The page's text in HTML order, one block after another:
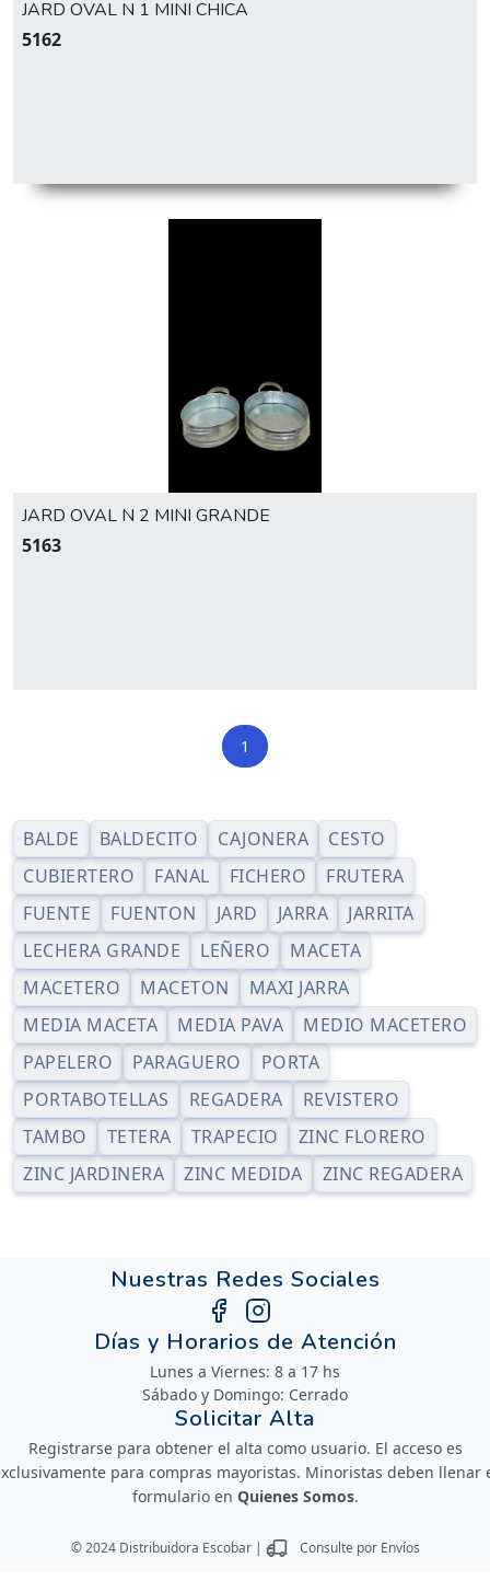
JARD OVAL N 1 MINI CHICA
5162
JARD OVAL N 2 MINI GRANDE
5163
1
BALDE BALDECITO CAJONERA
CESTO
CUBIERTERO
FANAL FICHERO
FRUTERA
FUENTE
FUENTON JARD JARRA
JARRITA
LECHERA GRANDE
LEÑERO
MACETA
MACETERO
MACETON
MAXI JARRA
MEDIA MACETA
MEDIA PAVA
MEDIO MACETERO
PAPELERO
PARAGUERO
PORTA
PORTABOTELLAS
REGADERA
REVISTERO
TAMBO
TETERA TRAPECIO
ZINC FLORERO
ZINC JARDINERA
ZINC MEDIDA ZINC REGADERA
Nuestras Redes Sociales
Días y Horarios de Atención
Lunes a Viernes: 8 a 17 hs
Sábado y Domingo: Cerrado
Solicitar Alta
Registrarse para obtener el alta como usuario. El acceso es
para compras mayoristas. Minoristas deben llenar
formulario en Quienes Somos.
© 2024 Distribuidora Escobar | Consulte por Envíos